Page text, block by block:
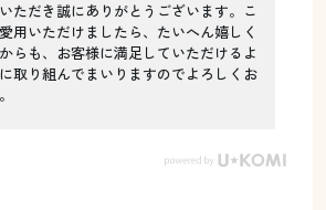
ただき誠にありがとうございます。こ
用いただけましたら、たいへん嬉しく
らも、お客様に満足していただけるよ
取り組んでまいりますのでよろしくお